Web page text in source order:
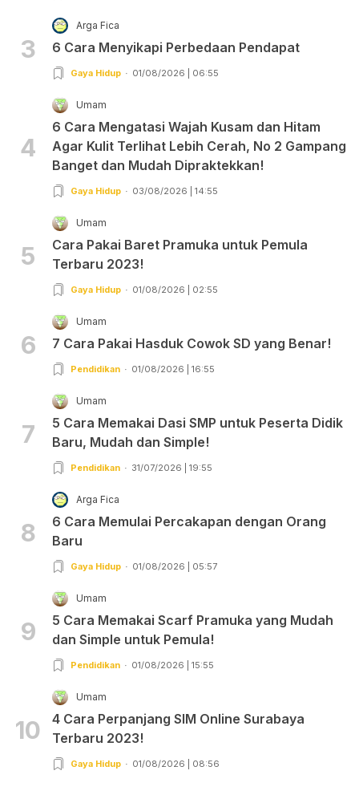
3
Arga Fica
6 Cara Menyikapi Perbedaan Pendapat
Gaya Hidup 01/08/2026 | 06:55
4
Umam
6 Cara Mengatasi Wajah Kusam dan Hitam
Agar Kulit Terlihat Lebih Cerah, No 2 Gampang
Banget dan Mudah Dipraktekkan!
Gaya Hidup 03/08/2026 | 14:55
5
Umam
Cara Pakai Baret Pramuka untuk Pemula
Terbaru 2023!
Gaya Hidup 01/08/2026 | 02:55
6
Umam
7 Cara Pakai Hasduk Cowok SD yang Benar!
Pendidikan 01/08/2026 | 16:55
7
Umam
5 Cara Memakai Dasi SMP untuk Peserta Didik
Baru, Mudah dan Simple!
Pendidikan 31/07/2026 | 19:55
8
Arga Fica
6 Cara Memulai Percakapan dengan Orang
Baru
Gaya Hidup 01/08/2026 | 05:57
9
Umam
5 Cara Memakai Scarf Pramuka yang Mudah
dan Simple untuk Pemula!
Pendidikan 01/08/2026 | 15:55
10
Umam
4 Cara Perpanjang SIM Online Surabaya
Terbaru 2023!
Gaya Hidup 01/08/2026 | 08:56